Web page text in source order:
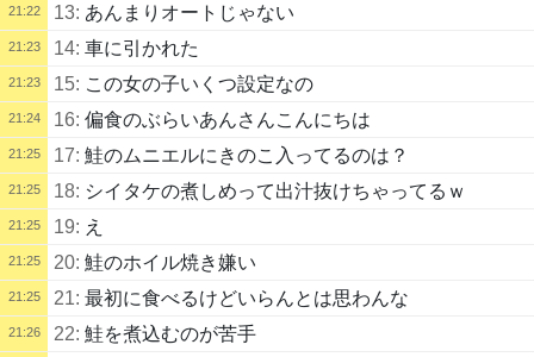
21:22 13: あんまりオートじゃない
21:23 14: 車に引かれた
21:23 15: この女の子いくつ設定なの
21:24 16: 偏食のぶらいあんさんこんにちは
21:25 17: 鮭のムニエルにきのこ入ってるのは？
21:25 18: シイタケの煮しめって出汁抜けちゃってるｗ
21:25 19: え
21:25 20: 鮭のホイル焼き嫌い
21:25 21: 最初に食べるけどいらんとは思わんな
21:26 22: 鮭を煮込むのが苦手